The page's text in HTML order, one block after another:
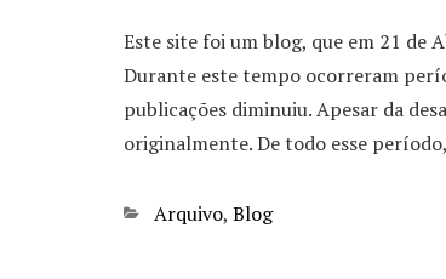
Este site foi um blog, que em 21 de
Durante este tempo ocorreram
publicações diminuiu. Apesar da
originalmente. De todo esse
Categories
Arquivo, Blog